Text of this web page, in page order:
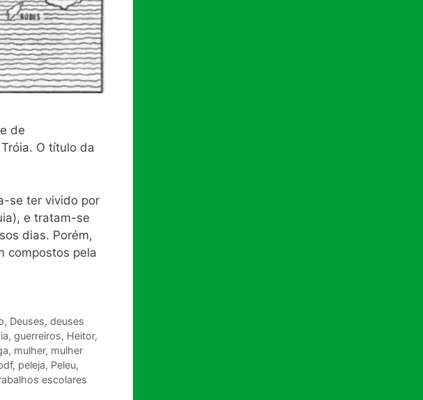
de
O título da
se ter vivido por
e tratam-se
dias. Porém,
compostos pela
, Deuses, deuses
, guerreiros, Heitor,
, mulher, mulher
, peleja, Peleu,
escolares